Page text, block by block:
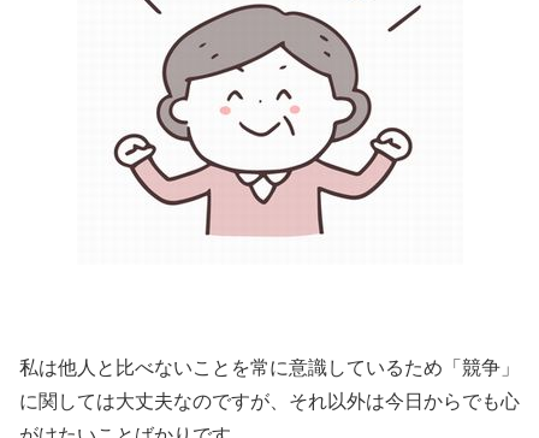
私は他人と比べないことを常に意識しているため「競争」
に関しては大丈夫なのですが、それ以外は今日からでも心